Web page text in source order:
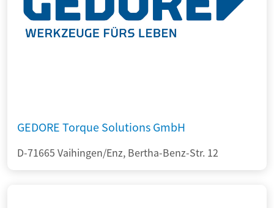
GEDORE Torque Solutions GmbH
D-71665 Vaihingen/Enz, Bertha-Benz-Str. 12